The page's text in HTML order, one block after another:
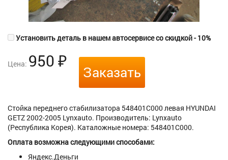
Установить деталь в нашем автосервисе со скидкой - 10%
Цена: 950 ₽
Заказать
Стойка переднего стабилизатора 548401C000 левая HYUNDAI
GETZ 2002-2005 Lynxauto. Производитель: Lynxauto
(Республика Корея). Каталожные номера: 548401C000.
Оплата возможна следующими способами:
Яндекс.Деньги